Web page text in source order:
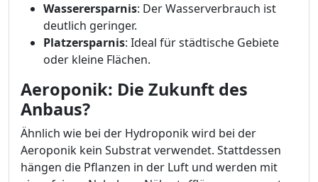
Wasserersparnis: Der Wasserverbrauch ist
deutlich geringer.
Platzersparnis: Ideal für städtische Gebiete
oder kleine Flächen.
Aeroponik: Die Zukunft des
Anbaus?
Ähnlich wie bei der Hydroponik wird bei der
Aeroponik kein Substrat verwendet. Stattdessen
hängen die Pflanzen in der Luft und werden mit